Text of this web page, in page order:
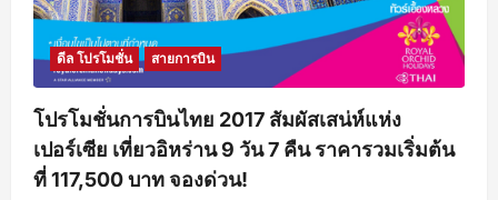
1,280
บาท
ดีล โปรโมชั่น สายการบิน
โปรโมชั่นการบินไทย 2017 สัมผัสเสน่ห์แห่ง
เปอร์เซีย เที่ยวอิหร่าน 9 วัน 7 คืน ราคารวมเริ่มต้น
ที่ 117,500 บาท จองด่วน!